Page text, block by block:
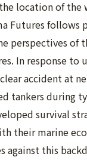
location of the
Futures follows
perspectives of
In response to
accident at
tankers during
survival
their marine
against this